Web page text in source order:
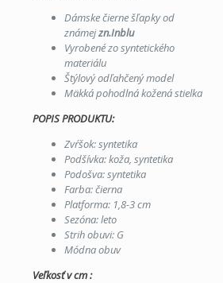
Dámske čierne šľapky od
známejzn.Inblu
Vyrobené zo syntetického
materiálu
Štýlový odľahčený model
Mäkká pohodlná kožená stielka
POPIS PRODUKTU:
Zvŕšok: syntetika
Podšívka: koža, syntetika
Podošva: syntetika
Farba: čierna
Platforma: 1,8-3 cm
Sezóna: leto
Strih obuvi: G
Módna obuv
Veľkosť v cm :